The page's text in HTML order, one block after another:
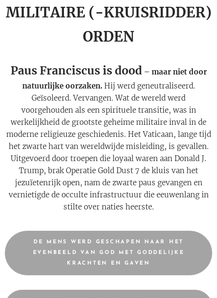
MILITAIRE (-KRUISRIDDER)
ORDEN
Paus Franciscus is dood – maar niet door
natuurlijke oorzaken.Hij werd geneutraliseerd.
Geïsoleerd. Vervangen. Wat de wereld werd
voorgehouden als een spirituele transitie, was in
werkelijkheid de grootste geheime militaire inval in de
moderne religieuze geschiedenis. Het Vaticaan, lange tijd
het zwarte hart van wereldwijde misleiding, is gevallen.
Uitgevoerd door troepen die loyaal waren aan Donald J.
Trump, brak Operatie Gold Dust 7 de kluis van het
jezuïetenrijk open, nam de zwarte paus gevangen en
vernietigde de occulte infrastructuur die eeuwenlang in
stilte over naties heerste.
DE MENS WERD GESCHAPEN NAAR HET
EVENBEELD VAN GOD MET GODDELIJKE
KRACHTEN EN GAVEN